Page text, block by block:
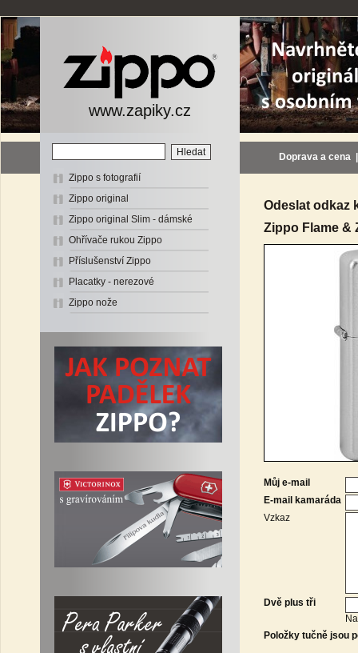
www.zapiky.cz
Zippo s fotografií
Zippo original
Zippo original Slim - dámské
Ohřívače rukou Zippo
Příslušenství Zippo
Placatky - nerezové
Zippo nože
Doprava a cena
Odeslat odkaz
Zippo Flame &
Můj e-mail
E-mail kamaráda
Vzkaz
Dvě plus tři
Položky tučně jsou